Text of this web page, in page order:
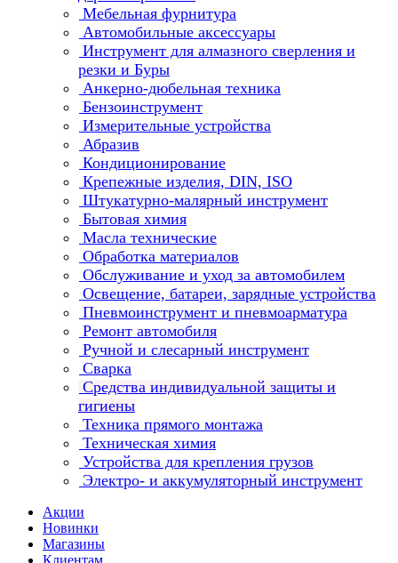
Мебельная фурнитура
Автомобильные аксессуары
Инструмент для алмазного сверления и
резки и Буры
Анкерно-дюбельная техника
Бензоинструмент
Измерительные устройства
Абразив
Кондиционирование
Крепежные изделия, DIN, ISO
Штукатурно-малярный инструмент
Бытовая химия
Масла технические
Обработка материалов
Обслуживание и уход за автомобилем
Освещение, батареи, зарядные устройства
Пневмоинструмент и пневмоарматура
Ремонт автомобиля
Ручной и слесарный инструмент
Сварка
Средства индивидуальной защиты и
гигиены
Техника прямого монтажа
Техническая химия
Устройства для крепления грузов
Электро- и аккумуляторный инструмент
Акции
Новинки
Магазины
Клиентам